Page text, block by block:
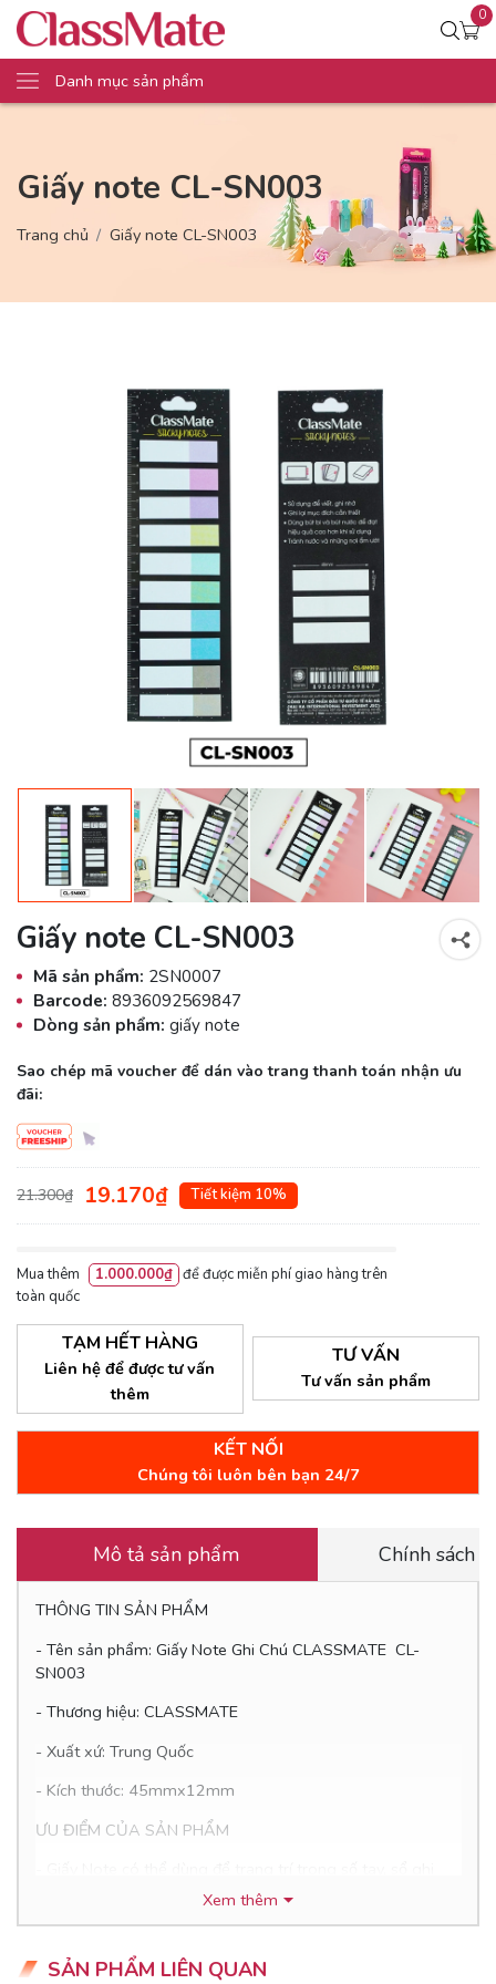
0
Danh mục sản phẩm
Giấy note CL-SN003
Trang chủ Giấy note CL-SN003
Giấy note CL-SN003
Mã sản phẩm: 2SN0007
Barcode: 8936092569847
Dòng sản phẩm: giấy note
Sao chép mã voucher để dán vào trang thanh toán nhận ưu
đãi:
21.300₫ 19.170₫ Tiết kiệm 10%
Mua thêm 1.000.000₫ để được miễn phí giao hàng trên
toàn quốc
TẠM HẾT HÀNG
Liên hệ để được tư vấn
thêm
TƯ VẤN
Tư vấn sản phẩm
KẾT NỐI
Chúng tôi luôn bên bạn 24/7
Mô tả sản phẩm Chính sách
THÔNG TIN SẢN PHẨM
- Tên sản phẩm: Giấy Note Ghi Chú CLASSMATE CL-
SN003
- Thương hiệu: CLASSMATE
- Xuất xứ: Trung Quốc
- Kích thước: 45mmx12mm
ƯU ĐIỂM CỦA SẢN PHẨM
- Giấy có kích thước nhỏ hơn còn có thể sử dụng để đánh
dấu trang rất tiện lợi
Xem thêm
SẢN PHẨM LIÊN QUAN